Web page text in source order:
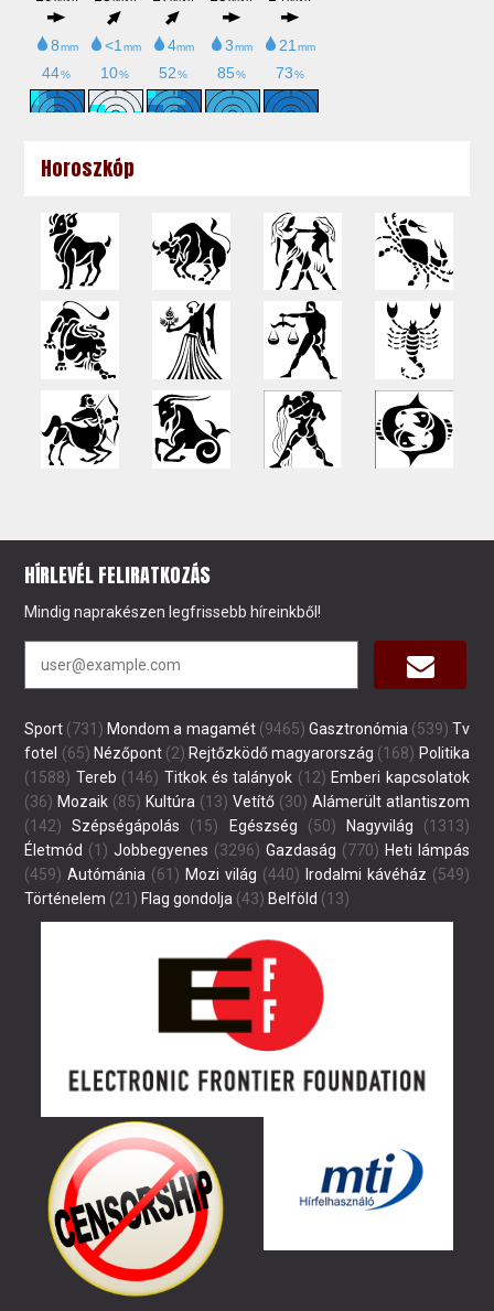
Horoszkóp
HÍRLEVÉL FELIRATKOZÁS
Mindig naprakészen legfrissebb híreinkből!
Sport (731) Mondom a magamét(9465) Gasztronómia (539) Tv
fotel (65) Nézőpont(2) Rejtőzködő magyarország (168) Politika
(1588) Tereb (146) Titkok és talányok (12) Emberi kapcsolatok
(36) Mozaik (85) Kultúra (13) Vetítő(30) Alámerült atlantiszom
(142)
Szépségápolás (15) Egészség (50) Nagyvilág (1313)
Életmód (1) Jobbegyenes (3296) Gazdaság (770) Heti lámpás
(459) Autómánia (61) Mozi világ (440) Irodalmi kávéház (549)
Történelem (21) Flag gondolja (43) Belföld (13)